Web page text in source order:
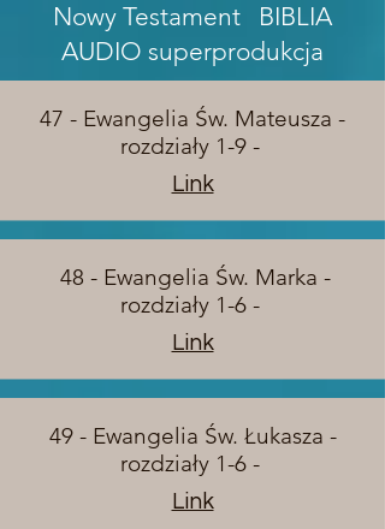
Nowy Testament BIBLIA
AUDIO superprodukcja
47 - Ewangelia Św. Mateusza -
rozdziały 1-9 -
Link
48 - Ewangelia Św. Marka -
rozdziały 1-6 -
Link
49 - Ewangelia Św. Łukasza -
rozdziały 1-6 -
Link